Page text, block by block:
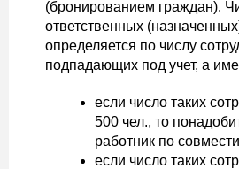
(бронированием граждан).
ответственных
определяется по числу
подпадающих под учет, а
если число таких
500 чел., то
работник по
если число таких